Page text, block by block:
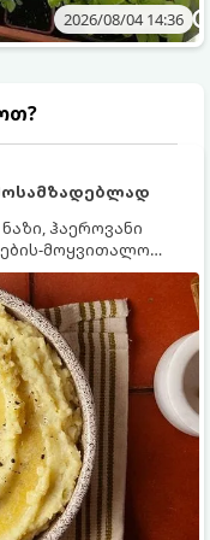
2026/08/04 14:36
ჰაეროვანი
მოყვითალო
მაგრამ
უნდა
გამოვიდეს.